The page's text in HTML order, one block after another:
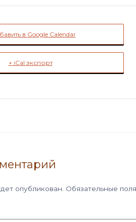
в Google Calendar
+ iCal экспорт
опубликован. Обязательные поля